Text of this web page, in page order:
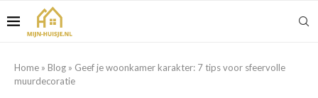
Home » Blog » Geef je woonkamer karakter: 7 tips voor sfeervolle
muurdecoratie